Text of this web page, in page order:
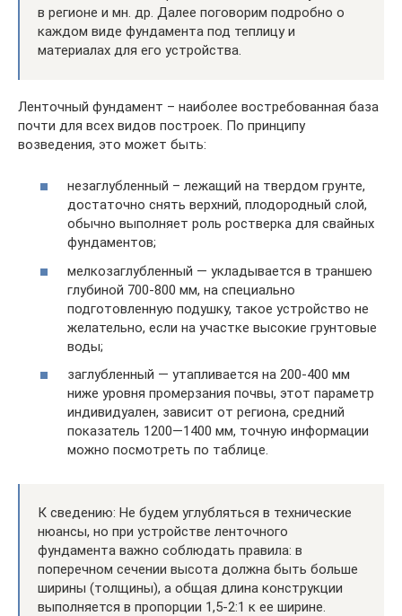
в регионе и мн. др. Далее поговорим подробно о
каждом виде фундамента под теплицу и
материалах для его устройства.
Ленточный фундамент – наиболее востребованная база
почти для всех видов построек. По принципу
возведения, это может быть:
незаглубленный – лежащий на твердом грунте,
достаточно снять верхний, плодородный слой,
обычно выполняет роль ростверка для свайных
фундаментов;
мелкозаглубленный — укладывается в траншею
глубиной 700-800 мм, на специально
подготовленную подушку, такое устройство не
желательно, если на участке высокие грунтовые
воды;
заглубленный — утапливается на 200-400 мм
ниже уровня промерзания почвы, этот параметр
индивидуален, зависит от региона, средний
показатель 1200—1400 мм, точную информации
можно посмотреть по таблице.
К сведению: Не будем углубляться в технические
нюансы, но при устройстве ленточного
фундамента важно соблюдать правила: в
поперечном сечении высота должна быть больше
ширины (толщины), а общая длина конструкции
выполняется в пропорции 1,5-2:1 к ее ширине.